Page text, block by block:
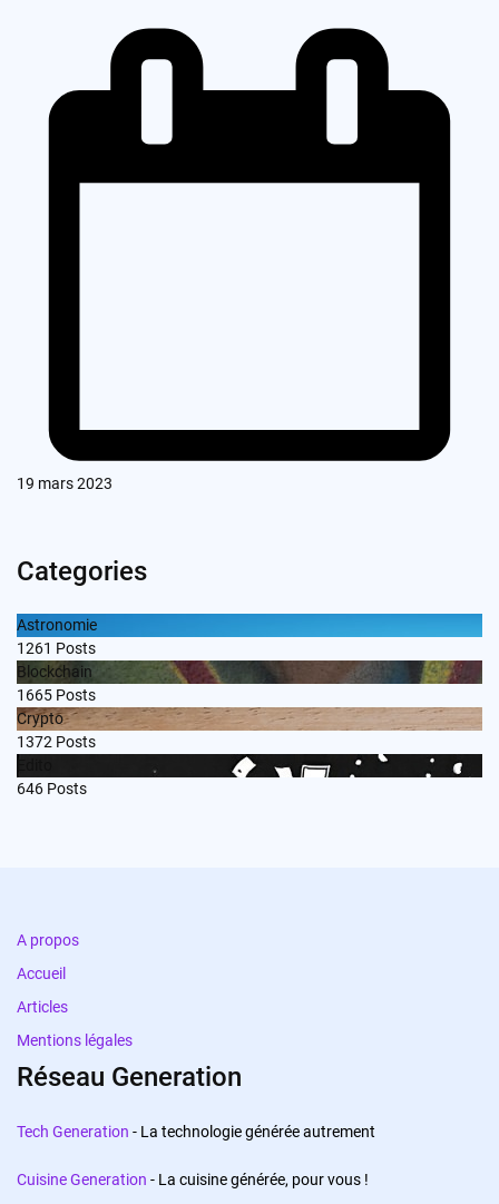
19 mars 2023
Categories
Astronomie
1261 Posts
Blockchain
1665 Posts
Crypto
1372 Posts
646 Posts
A propos
Accueil
Articles
Mentions légales
Réseau Generation
Tech Generation - La technologie générée autrement
Cuisine Generation - La cuisine générée, pour vous !